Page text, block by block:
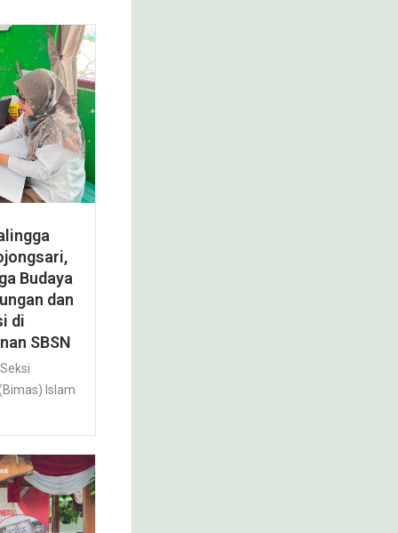
Budaya
dan
di
SBSN
Islam